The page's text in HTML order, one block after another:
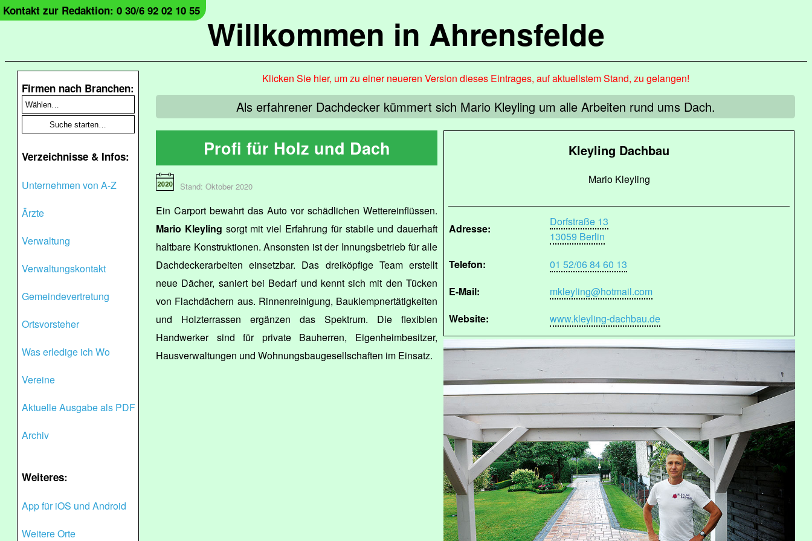
Willkommen in Ahrensfelde
Kontakt zur Redaktion: 0 30/6 92 02 10 55
Firmen nach Branchen:
Verzeichnisse & Infos:
Unternehmen von A-Z
Ärzte
Verwaltung
Verwaltungskontakt
Gemeindevertretung
Ortsvorsteher
Was erledige ich Wo
Vereine
Aktuelle Ausgabe als PDF
Archiv
Weiteres:
App für iOS und Android
Weitere Orte
Klicken Sie hier, um zu einer neueren Version dieses Eintrages, auf aktuellstem Stand, zu gelangen!
Als erfahrener Dachdecker kümmert sich Mario Kleyling um alle Arbeiten rund ums Dach.
Kleyling Dachbau
Mario Kleyling
Adresse:
Dorfstraße 13
13059 Berlin
Telefon:
01 52/06 84 60 13
E-Mail:
mkleyling@hotmail.com
Website:
www.kleyling-dachbau.de
Profi für Holz und Dach
Stand: Oktober 2020
Ein Carport bewahrt das Auto vor schädlichen Wettereinflüssen.
Mario Kleyling sorgt mit viel Erfahrung für stabile und dauerhaft
haltbare Konstruktionen. Ansonsten ist der Innungsbetrieb für alle
Dachdeckerarbeiten einsetzbar. Das dreiköpfige Team erstellt
neue Dächer, saniert bei Bedarf und kennt sich mit den Tücken
von Flachdächern aus. Rinnenreinigung, Bauklempnertätigkeiten
und Holzterrassen ergänzen das Spektrum. Die flexiblen
Handwerker sind für private Bauherren, Eigenheimbesitzer,
Hausverwaltungen und Wohnungsbaugesellschaften im Einsatz.